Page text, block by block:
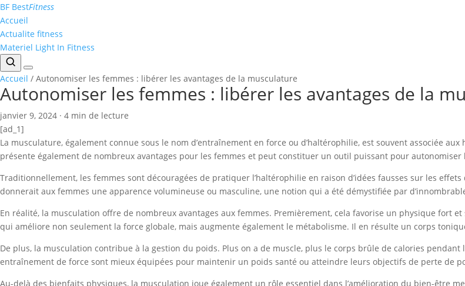
Aller
au
contenu
BF BestFitness
Accueil
Actualite fitness
Materiel Light In Fitness
Accueil / Autonomiser les femmes : libérer les avantages de la musculature
Autonomiser les femmes : libérer les avantages de la
janvier 9, 2024 · 4 min de lecture
[ad_1]
La musculature, également connue sous le nom d’entraînement en force ou d’haltérophilie, est souvent associée
présente également de nombreux avantages pour les femmes et peut constituer un outil puissant pour
Traditionnellement, les femmes sont découragées de pratiquer l’haltérophilie en raison d’idées fausses sur les
donnerait aux femmes une apparence volumineuse ou masculine, une notion qui a été démystifiée par
En réalité, la musculation offre de nombreux avantages aux femmes. Premièrement, cela favorise un physique fort
qui améliore non seulement la force globale, mais augmente également le métabolisme. Il en résulte un corps
De plus, la musculation contribue à la gestion du poids. Plus on a de muscle, plus le corps brûle de calories
entraînement de force sont mieux équipées pour maintenir un poids santé ou atteindre leurs objectifs de perte de
Au-delà des bienfaits physiques, la musculation joue également un rôle essentiel dans l’amélioration du bien-être